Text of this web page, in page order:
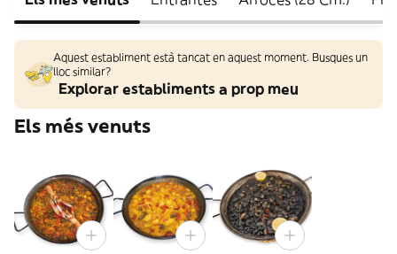
Aquest establiment està tancat en aquest moment. Busques un
lloc similar?
Explorar establiments a prop meu
Els més venuts